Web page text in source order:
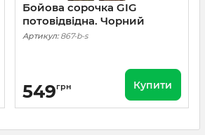
Бойова сорочка GIG
потовідвідна. Чорний
Артикул:867-b-s
549грн Купити